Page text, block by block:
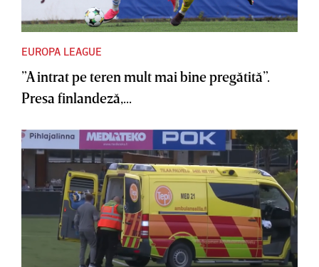
EUROPA LEAGUE
”A intrat pe teren mult mai bine pregătită”.
Presa finlandeză,...